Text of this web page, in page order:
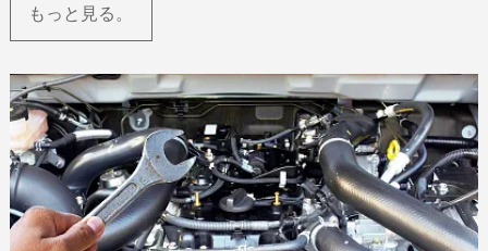
もっと見る。